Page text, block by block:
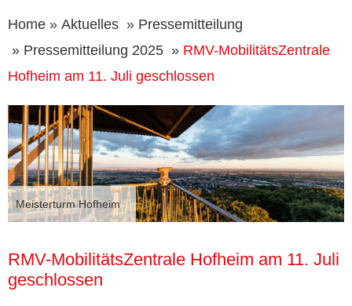
Home » Aktuelles » Pressemitteilung
» Pressemitteilung 2025 » RMV-MobilitätsZentrale
Hofheim am 11. Juli geschlossen
Meisterturm Hofheim
RMV-MobilitätsZentrale Hofheim am 11. Juli
geschlossen